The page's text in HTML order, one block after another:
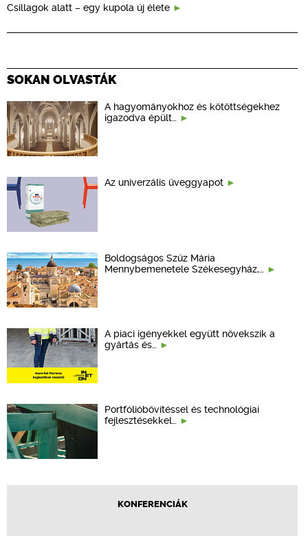
Csillagok alatt – egy kupola új élete
SOKAN OLVASTÁK
A hagyományokhoz és kötöttségekhez
igazodva épült…
Az univerzális üveggyapot
Boldogságos Szűz Mária
Mennybemenetele Székesegyház,…
A piaci igényekkel együtt növekszik a
gyártás és…
Portfólióbővítéssel és technológiai
fejlesztésekkel…
KONFERENCIÁK